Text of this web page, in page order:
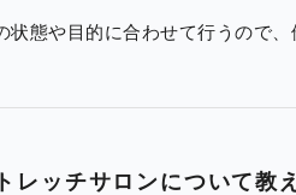
状態や目的に合わせて行うので
レッチサロンについて教